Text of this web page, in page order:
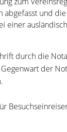
und
einer
durch die
der